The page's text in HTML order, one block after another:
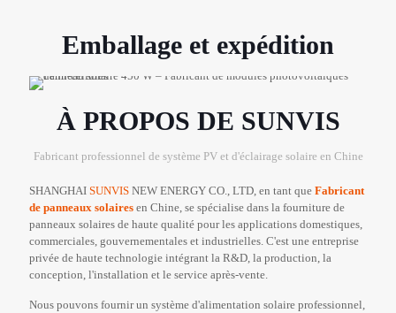
Emballage et expédition
À PROPOS DE SUNVIS
Fabricant professionnel de système PV et d'éclairage solaire en Chine
SHANGHAI SUNVIS NEW ENERGY CO., LTD, en tant que Fabricant
de panneaux solaires en Chine, se spécialise dans la fourniture de
panneaux solaires de haute qualité pour les applications domestiques,
commerciales, gouvernementales et industrielles. C'est une entreprise
privée de haute technologie intégrant la R&D, la production, la
conception, l'installation et le service après-vente.
Nous pouvons fournir un système d'alimentation solaire professionnel,